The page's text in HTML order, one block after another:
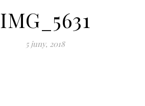
IMG_5631
5 juny, 2018